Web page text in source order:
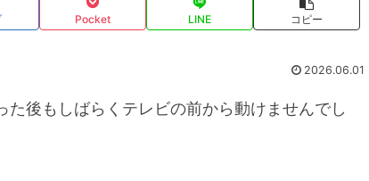
Pocket LINE コピー
2026.06.01
後もしばらくテレビの前から動けませんでし